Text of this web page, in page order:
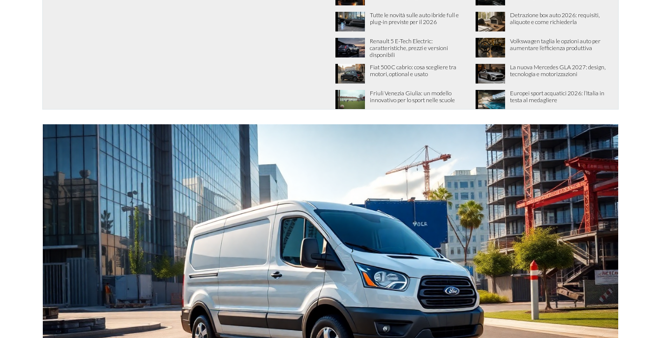
Tutte le novità sulle auto ibride full e
plug-in previste per il 2026
Detrazione box auto 2026: requisiti,
aliquote e come richiederla
Renault 5 E-Tech Electric:
caratteristiche, prezzi e versioni
disponibili
Volkswagen taglia le opzioni auto per
aumentare l’efficienza produttiva
Fiat 500C cabrio: cosa scegliere tra
motori, optional e usato
La nuova Mercedes GLA 2027: design,
tecnologia e motorizzazioni
Friuli Venezia Giulia: un modello
innovativo per lo sport nelle scuole
Europei sport acquatici 2026: l’Italia in
testa al medagliere